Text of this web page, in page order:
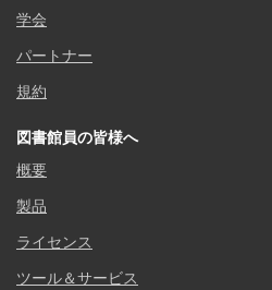
学会
パートナー
規約
図書館員の皆様へ
概要
製品
ライセンス
ツール＆サービス